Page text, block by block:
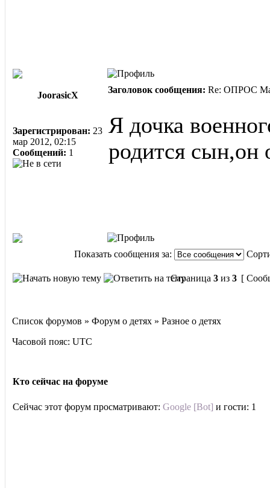
JoorasicX
Заголовок сообщения: Re: ОПРОС
Зарегистрирован: 23
мар 2012, 02:15
Сообщений: 1
Я дочка
родится сын,он
Показать сообщения за:
Страница 3 из 3 [
Список форумов » Форум о детях » Разное о детях
Часовой пояс: UTC
Кто сейчас на форуме
Сейчас этот форум просматривают: Google [Bot] и гости: 1